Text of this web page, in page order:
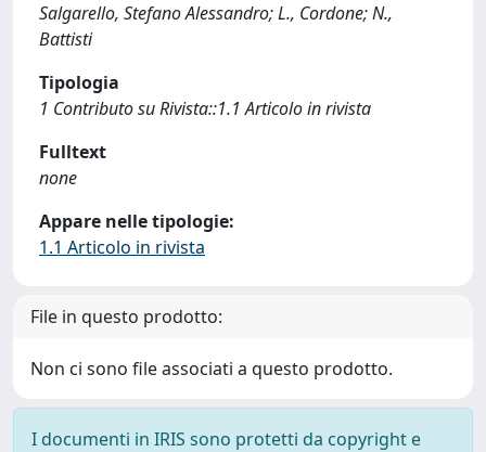
Salgarello, Stefano Alessandro; L., Cordone; N.,
Battisti
Tipologia
1 Contributo su Rivista::1.1 Articolo in rivista
Fulltext
none
Appare nelle tipologie:
1.1 Articolo in rivista
File in questo prodotto:
Non ci sono file associati a questo prodotto.
I documenti in IRIS sono protetti da copyright e